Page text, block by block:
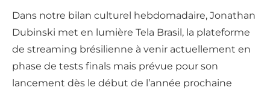
Dans notre bilan culturel hebdomadaire, Jonathan
Dubinski met en lumière Tela Brasil, la plateforme
de streaming brésilienne à venir actuellement en
phase de tests finals mais prévue pour son
lancement dès le début de l’année prochaine